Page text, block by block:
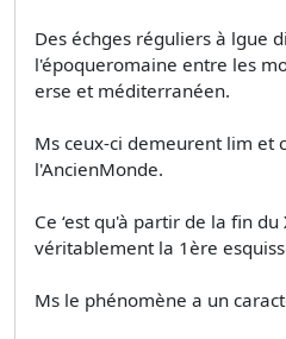
Des échges réguliers à lgue
l'époqueromaine entre les
erse et méditerranéen.
Ms ceux-ci demeurent lim et
l'AncienMonde.
Ce ‘est qu'à partir de la fin
véritablement la 1ère
Ms le phénomène a un